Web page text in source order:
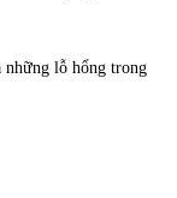
những lỗ hổng trong